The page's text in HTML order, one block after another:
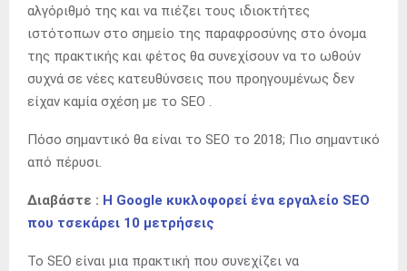
αλγόριθμό της και να πιέζει τους ιδιοκτήτες
ιστότοπων στο σημείο της παραφροσύνης στο όνομα
της πρακτικής και φέτος θα συνεχίσουν να το ωθούν
συχνά σε νέες κατευθύνσεις που προηγουμένως δεν
είχαν καμία σχέση με το SEO .
Πόσο σημαντικό θα είναι το SEO το 2018; Πιο σημαντικό
από πέρυσι.
Διαβάστε : Η Google κυκλοφορεί ένα εργαλείο SEO
που τσεκάρει 10 μετρήσεις
Το SEO είναι μια πρακτική που συνεχίζει να